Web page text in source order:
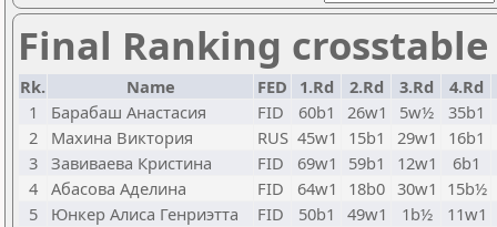
Final Ranking
Rk. Name FED 1.Rd 2.Rd 3.Rd
4.Rd
1
Барабаш Анастасия FID 60b1 26w1 5w½
35b1
2
Махина Виктория RUS 45w1 15b1 29w1
16b1
3 Завиваева Кристина FID 69w1 59b1 12w1
6b1
4 Абасова Аделина FID 64w1 18b0 30w1 15b½
5
Юнкер Алиса Генриэтта FID 50b1 49w1 1b½
11w1